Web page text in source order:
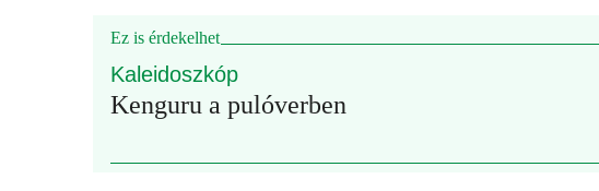
Ez is érdekelhet
Kaleidoszkóp
Kenguru a pulóverben